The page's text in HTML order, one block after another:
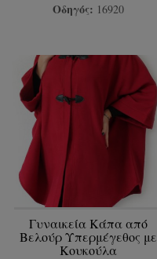
Οδηγός: 16920
Γυναικεία Κάπα από
Βελούρ Υπερμέγεθος με
Κουκούλα